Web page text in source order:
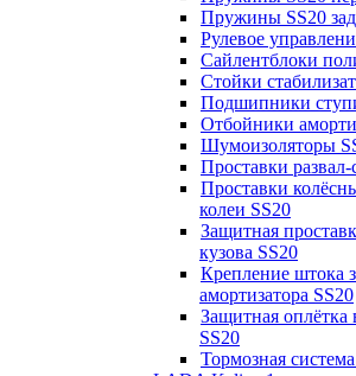
Пружины SS20
Рулевое
Сайлентблоки
Стойки
Подшипники
Отбойники
Шумоизоляторы
Проставки
Проставки
колеи SS20
Защитная
кузова SS20
Крепление штока
амортизатора SS20
Защитная
SS20
Тормозная